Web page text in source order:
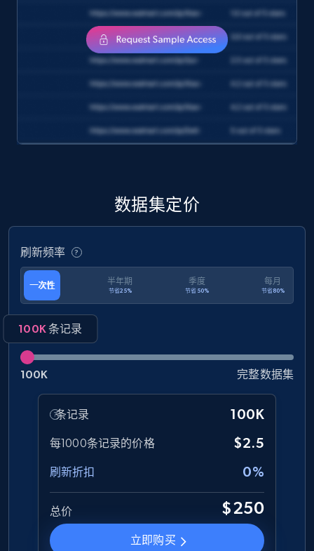
eCommerce
181+ 立即购买
URL, Product id, Title, Product description,
1.3K+
Amazon Walmart
URL, Title amazon, Seller name amazon, Brand
amazon, Description amazon, Initial price
amazon, Currency amazon, Availability amazon,
and more.
1.2K+ 立即购买
Zara - Products
数据集定价
刷新频率
一次性 半年期
节省25%
季度
节省50%
每月
节省80%
100K条记录
100K 完整数据集
条记录 100K
每1000条记录的价格 $2.5
刷新折扣 0%
总价 $250
立即购买